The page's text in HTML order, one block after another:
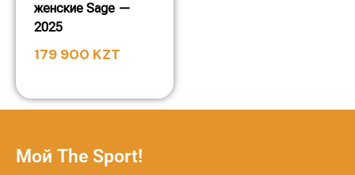
женские Sage —
2025
179 900 KZT
Мой The Sport!